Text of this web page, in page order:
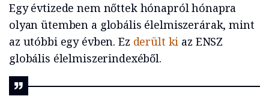
Egy évtizede nem nőttek hónapról hónapra
olyan ütemben a globális élelmiszerárak, mint
az utóbbi egy évben. Ez derült ki az ENSZ
globális élelmiszerindexéből.